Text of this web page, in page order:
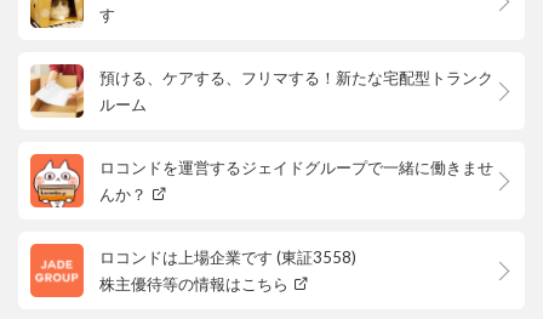
す
預ける、ケアする、フリマする！新たな宅配型トランク
ルーム
ロコンドを運営するジェイドグループで一緒に働きませ
んか？
ロコンドは上場企業です (東証3558)
株主優待等の情報はこちら